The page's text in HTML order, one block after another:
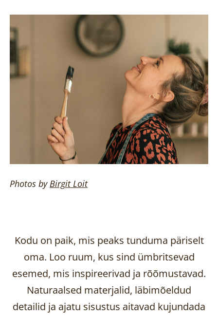
Photos byBirgitLoit
Kodu on paik, mis peaks tunduma päriselt
oma. Loo ruum, kus sind ümbritsevad
esemed, mis inspireerivad ja rõõmustavad.
Naturaalsed materjalid, läbimõeldud
detailid ja ajatu sisustus aitavad kujundada